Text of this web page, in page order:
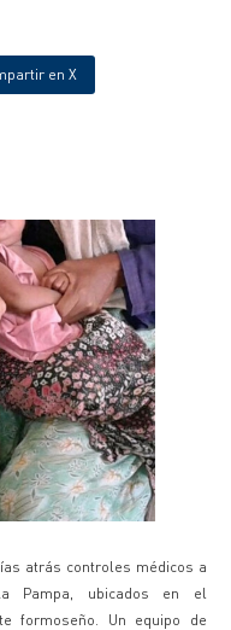
en X
atrás controles médicos a
Pampa, ubicados en el
formoseño. Un equipo de